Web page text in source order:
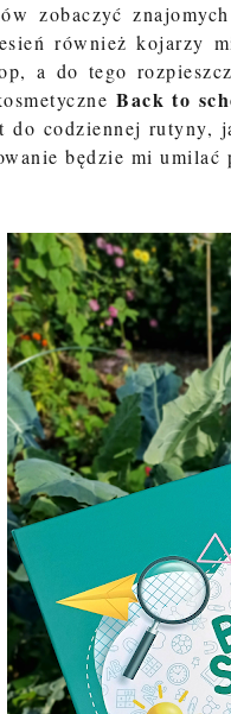
zobaczyć
również kojarzy
a do tego
Back to
do codziennej rutyny,
będzie mi